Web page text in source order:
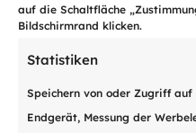
auf die Schaltfläche
Bildschirmrand klicken.
Statistiken
Speichern von oder Zugriff
Endgerät, Messung der